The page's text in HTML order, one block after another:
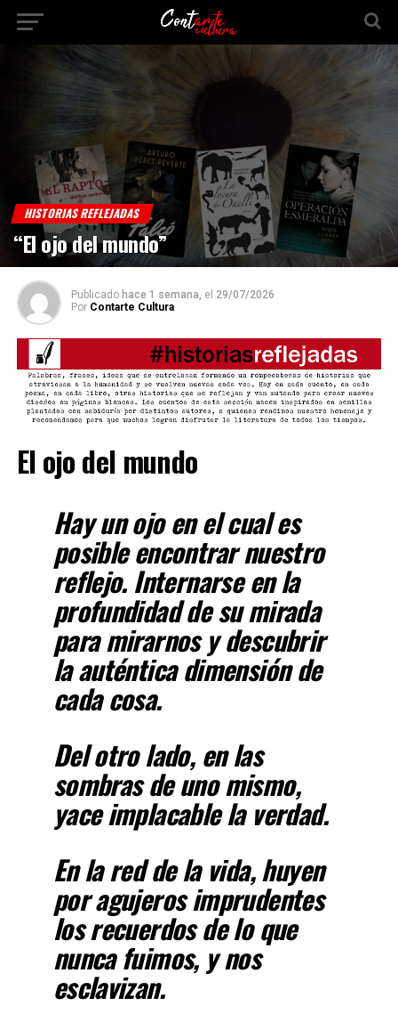
HISTORIAS REFLEJADAS
“El ojo del mundo”
Publicado hace 1 semana, el 29/07/2026
Por Contarte Cultura
El ojo del mundo
Hay un ojo en el cual es
posible encontrar nuestro
reflejo. Internarse en la
profundidad de su mirada
para mirarnos y descubrir
la auténtica dimensión de
cada cosa.
Del otro lado, en las
sombras de uno mismo,
yace implacable la verdad.
En la red de la vida, huyen
por agujeros imprudentes
los recuerdos de lo que
nunca fuimos, y nos
esclavizan.